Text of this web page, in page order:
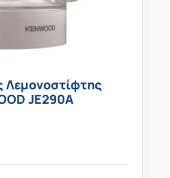
Λεμονοστίφτης
JE290A